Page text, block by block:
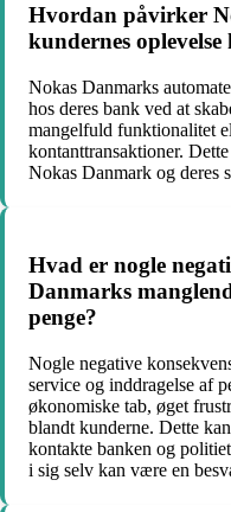
Hvordan påvirker
kundernes oplevelse
Nokas Danmarks
hos deres bank ved at
mangelfuld funktionalitet
kontanttransaktioner.
Nokas Danmark og deres
Hvad er nogle
Danmarks
penge?
Nogle negative
service og inddragelse af
økonomiske tab, øget
blandt kunderne. Dette
kontakte banken og
i sig selv kan være en